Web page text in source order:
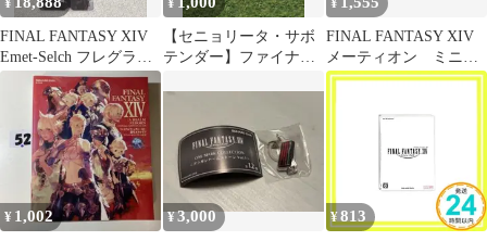
¥
FINAL FANTASY XIV
Emet-Selch フレグラン
¥
【セニョリータ・サボ
テンダー】ファイナル
¥
FINAL FANTASY XIV
メーティオン ミニチ
ュアフィギュアVol.2
¥ 1,002 ¥3,000 ¥813